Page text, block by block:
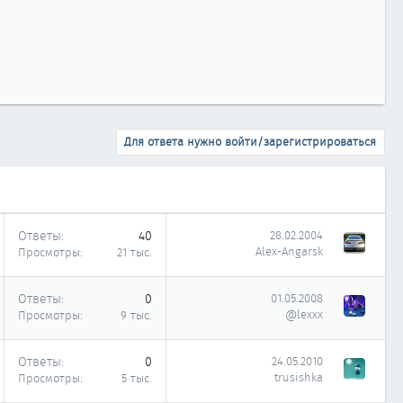
Для ответа нужно войти/зарегистрироваться
Ответы 40
Просмотры 21 тыс.
28.02.2004
Alex-Angarsk
Ответы 0
Просмотры 9 тыс.
01.05.2008
@lexxx
Ответы 0
Просмотры 5 тыс.
24.05.2010
trusishka